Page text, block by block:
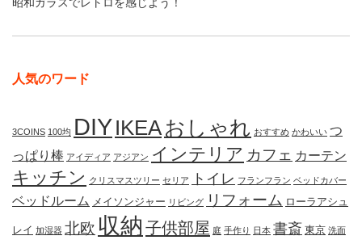
昭和ガラスでレトロを感じよう！
人気のワード
3COINS 100均 DIYIKEAおしゃれ おすすめ かわいい つ
っぱり棒 アイディア アジアン インテリア カフェ カーテン
キッチン クリスマスツリー セリア トイレ フランフラン ベッドカバー
ベッドルーム メイソンジャー リビング リフォーム ローラアシュ
レイ 加湿器 北欧 収納 子供部屋 庭 手作り 日本 書斎 東京 洗面